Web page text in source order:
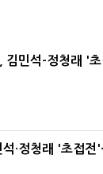
김민석-정청래 '
·정청래 '초접